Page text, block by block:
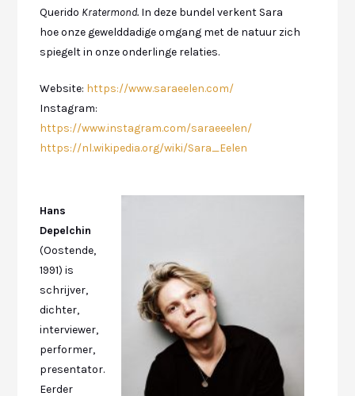
Querido Kratermond. In deze bundel verkent Sara
hoe onze gewelddadige omgang met de natuur zich
spiegelt in onze onderlinge relaties.
Website: https://www.saraeelen.com/
Instagram:
https://www.instagram.com/saraeeelen/
https://nl.wikipedia.org/wiki/Sara_Eelen
Hans
Depelchin
(Oostende,
1991) is
schrijver,
dichter,
interviewer,
performer,
presentator.
Eerder